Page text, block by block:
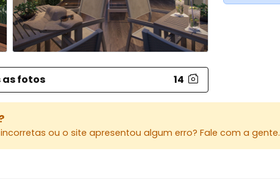
as fotos 14
ou o site apresentou algum erro? Fale com a gente.